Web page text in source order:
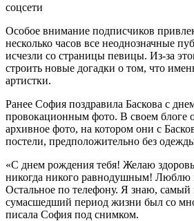
соцсети
Особое внимание подписчиков
несколько часов все неоднозначные
исчезли со страницы певицы. Из-за
строить новые догадки о том, что
артистки.
Ранее София поздравила Баскова с
провокационным фото. В своем блоге
архивное фото, на котором они с
постели, предположительно без
«С днем рождения тебя! Желаю
никогда никого равнодушным! Люблю
Остальное по телефону. Я знаю, самый
сумасшедший период жизни был со
писала София под снимком.